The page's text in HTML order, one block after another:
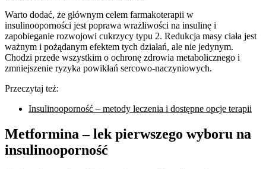
Warto dodać, że głównym celem farmakoterapii w
insulinooporności jest poprawa wrażliwości na insulinę i
zapobieganie rozwojowi cukrzycy typu 2. Redukcja masy ciała jest
ważnym i pożądanym efektem tych działań, ale nie jedynym.
Chodzi przede wszystkim o ochronę zdrowia metabolicznego i
zmniejszenie ryzyka powikłań sercowo-naczyniowych.
Przeczytaj też:
Insulinooporność – metody leczenia i dostępne opcje terapii
Metformina – lek pierwszego wyboru na
insulinooporność